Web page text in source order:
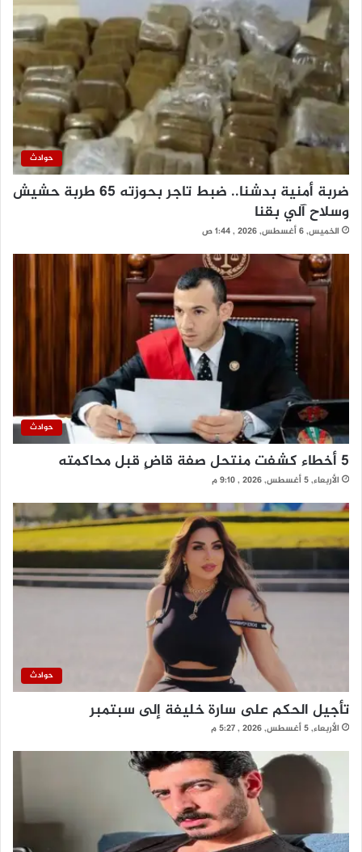
حوادث
ضربة أمنية بدشنا.. ضبط تاجر بحوزته 65 طربة حشيش
وسلاح آلي بقنا
الخميس, 6 أغسطس, 2026 , 1:44 ص
حوادث
5 أخطاء كشفت منتحل صفة قاضٍ قبل محاكمته
الأربعاء, 5 أغسطس, 2026 , 9:10 م
حوادث
تأجيل الحكم على سارة خليفة إلى سبتمبر
الأربعاء, 5 أغسطس, 2026 , 5:27 م